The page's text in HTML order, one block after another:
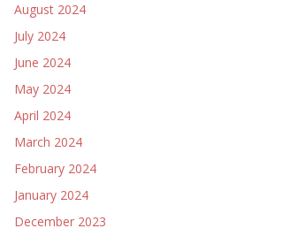
August 2024
July 2024
June 2024
May 2024
April 2024
March 2024
February 2024
January 2024
December 2023